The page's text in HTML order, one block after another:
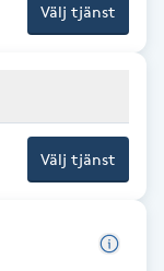
Välj tjänst
Välj tjänst